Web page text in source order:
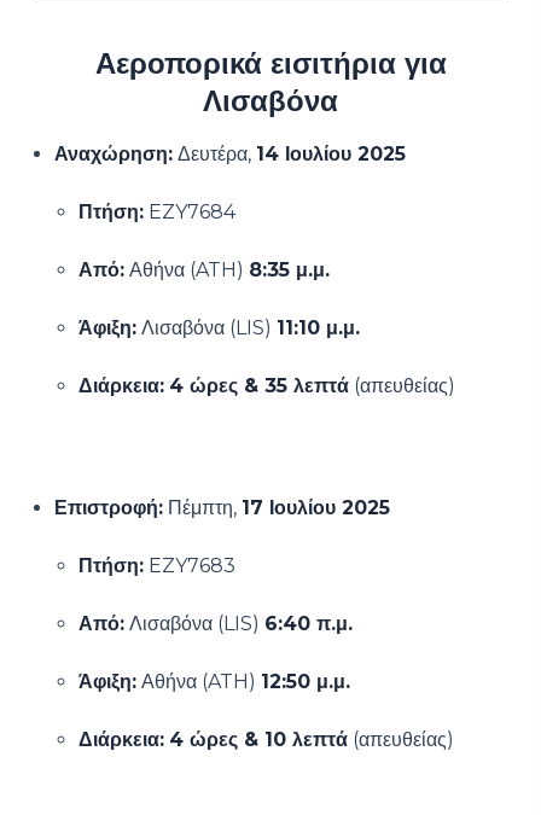
Αεροπορικά εισιτήρια για
Λισαβόνα
Αναχώρηση: Δευτέρα, 14 Ιουλίου 2025
Πτήση: EZY7684
Από: Αθήνα (ATH) 8:35 μ.μ.
Άφιξη: Λισαβόνα (LIS) 11:10 μ.μ.
Διάρκεια: 4 ώρες & 35 λεπτά (απευθείας)
Επιστροφή: Πέμπτη, 17 Ιουλίου 2025
Πτήση: EZY7683
Από: Λισαβόνα (LIS) 6:40 π.μ.
Άφιξη: Αθήνα (ATH) 12:50 μ.μ.
Διάρκεια: 4 ώρες & 10 λεπτά (απευθείας)